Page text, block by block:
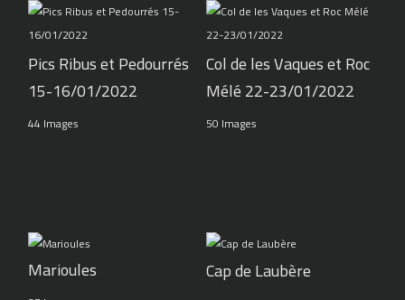
Pics Ribus et Pedourrés
15-16/01/2022
44 Images
Col de les Vaques et Roc
Mélé 22-23/01/2022
50 Images
Marioules Cap de Laubère